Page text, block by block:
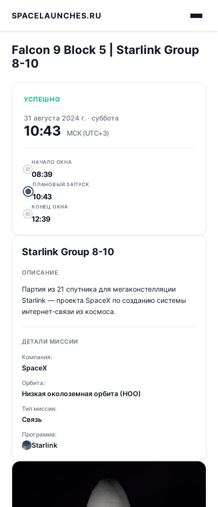
SPACELAUNCHES.RU
Falcon 9 Block 5 | Starlink Group
8-10
УСПЕШНО
31 августа 2024 г. · суббота
10:43 МСК (UTC+3)
НАЧАЛО ОКНА
08:39
ПЛАНОВЫЙ ЗАПУСК
10:43
КОНЕЦ ОКНА
12:39
Starlink Group 8-10
ОПИСАНИЕ
Партия из 21 спутника для мегаконстелляции
Starlink — проекта SpaceX по созданию системы
интернет-связи из космоса.
ДЕТАЛИ МИССИИ
Компания:
SpaceX
Орбита:
Низкая околоземная орбита (НОО)
Тип миссии:
Связь
Программа:
Starlink